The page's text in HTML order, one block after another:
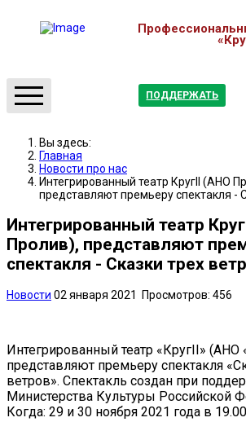
Отчеты
Новости
Партнерство
Контакты
ПОДДЕРЖАТЬ
Вы здесь:
Главная
Новости про нас
Интегрированный театр КругII (АНО
представляют премьеру спектакля -
Интегрированный театр
Пролив), представляют
спектакля - Сказки трех
Новости 02 января 2021 Просмотров: 456
Интегрированный театр «КругII» (АНО
представляют премьеру спектакля
ветров». Спектакль создан при
Министерства Культуры Российской
Когда: 29 и 30 ноября 2021 года в